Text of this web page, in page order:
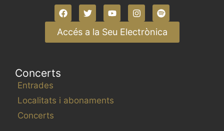
Accés a la Seu Electrònica
Concerts
Entrades
Localitats i abonaments
Concerts